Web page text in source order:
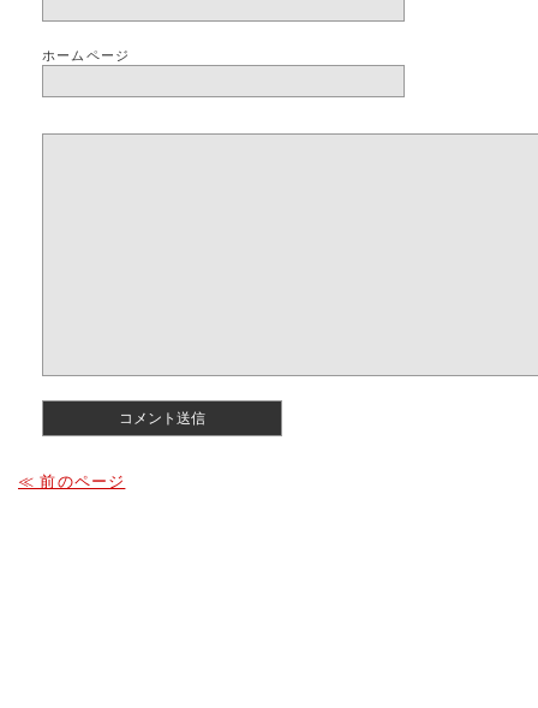
ホームページ
≪ 前のページ